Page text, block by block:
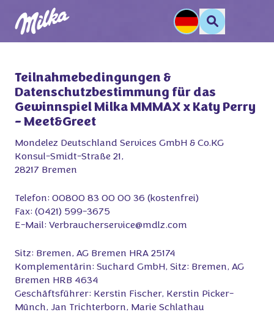
Teilnahmebedingungen &
Datenschutzbestimmung für das
Gewinnspiel Milka MMMAX x Katy Perry
– Meet&Greet
Mondelez Deutschland Services GmbH & Co.KG
Konsul-Smidt-Straße 21,
28217 Bremen
Telefon: 00800 83 00 00 36 (kostenfrei)
Fax: (0421) 599-3675
E-Mail: Verbraucherservice@mdlz.com
Sitz: Bremen, AG Bremen HRA 25174
Komplementärin: Suchard GmbH, Sitz: Bremen, AG
Bremen HRB 4634
Geschäftsführer: Kerstin Fischer, Kerstin Picker-
Münch, Jan Trichterborn, Marie Schlathau